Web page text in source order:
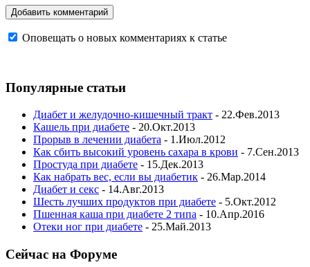
Оповещать о новых комментариях к статье
Популярные статьи
Диабет и желудочно-кишечный тракт - 22.Фев.2013
Кашель при диабете - 20.Окт.2013
Прорыв в лечении диабета - 1.Июл.2012
Как сбить высокий уровень сахара в крови - 7.Сен.2013
Простуда при диабете - 15.Дек.2013
Как набрать вес, если вы диабетик - 26.Мар.2014
Диабет и секс - 14.Авг.2013
Шесть лучших продуктов при диабете - 5.Окт.2012
Пшенная каша при диабете 2 типа - 10.Апр.2016
Отеки ног при диабете - 25.Май.2013
Сейчас на Форуме